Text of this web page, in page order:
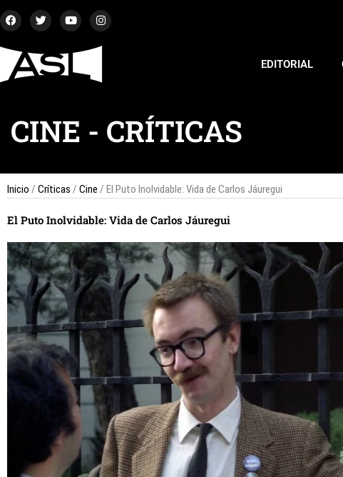
al
F
a
c
o
o
T
w
i
t
e
r
Y
o
u
u
I
n
s
t
EDITORIAL
CINE - CRÍTICAS
Inicio / Críticas / Cine / El Puto Inolvidable: Vida de Carlos Jáuregui
El Puto Inolvidable: Vida de Carlos Jáuregui